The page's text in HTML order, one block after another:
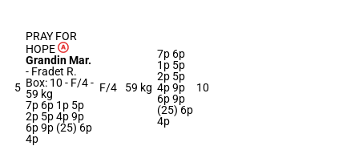
5
PRAY FOR
HOPE
Grandin Mar.
- Fradet R.
Box: 10 - F/4 -
59 kg
7p 6p 1p 5p
2p 5p 4p 9p
6p 9p (25) 6p
4p
F/4 59 kg
7p 6p
1p 5p
2p 5p
4p 9p
6p 9p
(25) 6p
4p
10